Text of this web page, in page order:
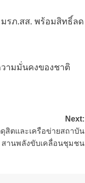
รภ.สส. พร้อมสิทธิ์ลด
ามมั่นคงของชาติ
Next:
สิตและเครือข่ายสถาบัน
านพลังขับเคลื่อนชุมชน